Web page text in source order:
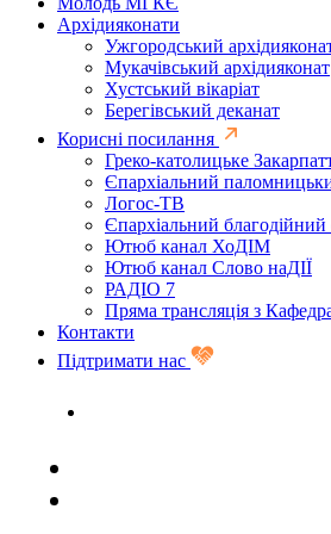
Архідияконати
Ужгородський
Мукачівський архідияконат
Хустський вікаріат
Берегівський деканат
Корисні посилання
Греко-католицьке
Єпархіальний
Логос-ТВ
Єпархіальний
Ютюб канал ХоДІМ
Ютюб канал Слово наДІЇ
РАДІО 7
Пряма трансляція з
Контакти
Підтримати нас